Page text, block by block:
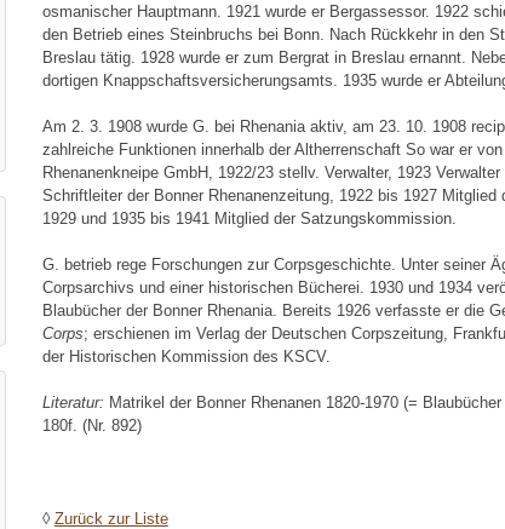
osmanischer Hauptmann. 1921 wurde er Bergassessor. 1922
den Betrieb eines Steinbruchs bei Bonn. Nach Rückkehr in den
Breslau tätig. 1928 wurde er zum Bergrat in Breslau ernannt.
dortigen Knappschaftsversicherungsamts. 1935 wurde er
Am 2. 3. 1908 wurde G. bei Rhenania aktiv, am 23. 10. 1908
zahlreiche Funktionen innerhalb der Altherrenschaft So war er
Rhenanenkneipe GmbH, 1922/23 stellv. Verwalter, 1923
Schriftleiter der Bonner Rhenanenzeitung, 1922 bis 1927
1929 und 1935 bis 1941 Mitglied der Satzungskommission.
G. betrieb rege Forschungen zur Corpsgeschichte. Unter seiner
Corpsarchivs und einer historischen Bücherei. 1930 und 1934
Blaubücher der Bonner Rhenania. Bereits 1926 verfasste er die
Corps; erschienen im Verlag der Deutschen Corpszeitung,
der Historischen Kommission des KSCV.
Literatur: Matrikel der Bonner Rhenanen 1820-1970 (=
180f. (Nr. 892)
◊ Zurück zur Liste